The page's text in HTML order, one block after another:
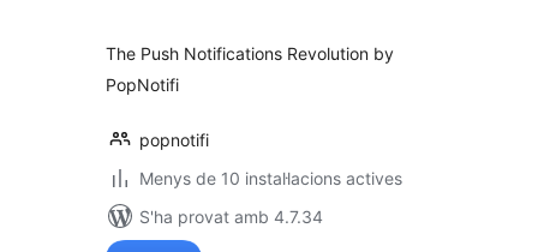
The Push Notifications Revolution by
PopNotifi
popnotifi
Menys de 10 instal·lacions actives
S'ha provat amb 4.7.34